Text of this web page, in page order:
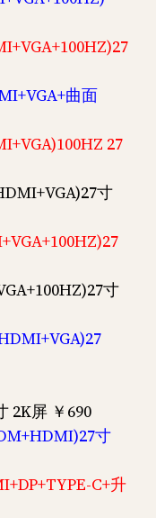
曲面
27
寸
寸
2K屏 ￥690
寸
C+升